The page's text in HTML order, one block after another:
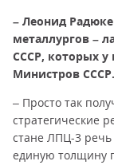
– Леонид
металлургов –
СССР, которых у
Министров
– Просто так
стратегические
стане ЛПЦ-3
единую толщину